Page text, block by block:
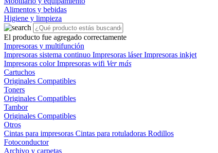
Alimentos y bebidas
Higiene y limpieza
El producto fue agregado correctamente
Impresoras y multifunción
Impresoras sistema continuo Impresoras láserImpresoras inkjet
Impresoras colorImpresoras wifi Ver más
Cartuchos
Originales Compatibles
Toners
Originales Compatibles
Tambor
Originales Compatibles
Otros
Cintas para impresoras Cintas para rotuladoras Rodillos
Fotoconductor
Archivo y carpetas